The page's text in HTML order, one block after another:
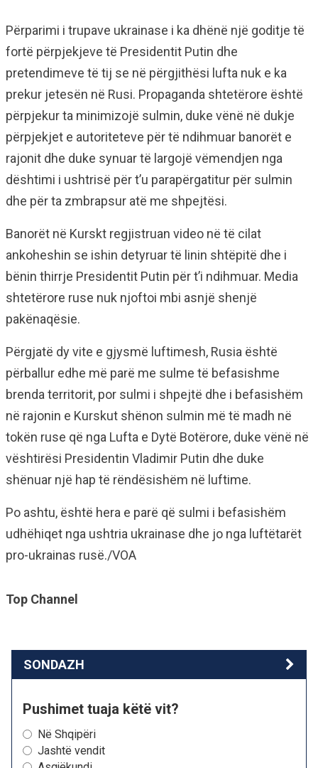
Përparimi i trupave ukrainase i ka dhënë një goditje të
fortë përpjekjeve të Presidentit Putin dhe
pretendimeve të tij se në përgjithësi lufta nuk e ka
prekur jetesën në Rusi. Propaganda shtetërore është
përpjekur ta minimizojë sulmin, duke vënë në dukje
përpjekjet e autoriteteve për të ndihmuar banorët e
rajonit dhe duke synuar të largojë vëmendjen nga
dështimi i ushtrisë për t’u parapërgatitur për sulmin
dhe për ta zmbrapsur atë me shpejtësi.
Banorët në Kurskt regjistruan video në të cilat
ankoheshin se ishin detyruar të linin shtëpitë dhe i
bënin thirrje Presidentit Putin për t’i ndihmuar. Media
shtetërore ruse nuk njoftoi mbi asnjë shenjë
pakënaqësie.
Përgjatë dy vite e gjysmë luftimesh, Rusia është
përballur edhe më parë me sulme të befasishme
brenda territorit, por sulmi i shpejtë dhe i befasishëm
në rajonin e Kurskut shënon sulmin më të madh në
tokën ruse që nga Lufta e Dytë Botërore, duke vënë në
vështirësi Presidentin Vladimir Putin dhe duke
shënuar një hap të rëndësishëm në luftime.
Po ashtu, është hera e parë që sulmi i befasishëm
udhëhiqet nga ushtria ukrainase dhe jo nga luftëtarët
pro-ukrainas rusë./VOA
Top Channel
SONDAZH
Pushimet tuaja këtë vit?
Në Shqipëri
Jashtë vendit